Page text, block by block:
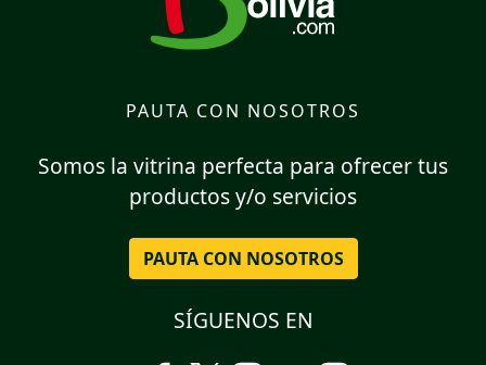
PAUTA CON NOSOTROS
Somos la vitrina perfecta para ofrecer tus
productos y/o servicios
PAUTA CON NOSOTROS
SÍGUENOS EN